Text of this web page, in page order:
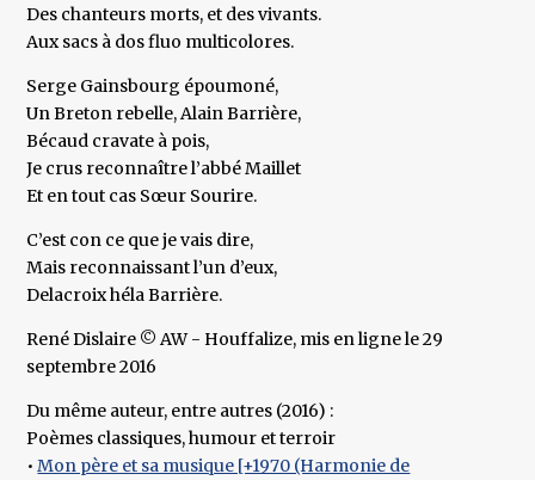
Des chanteurs morts, et des vivants.
Aux sacs à dos fluo multicolores.
Serge Gainsbourg époumoné,
Un Breton rebelle, Alain Barrière,
Bécaud cravate à pois,
Je crus reconnaître l’abbé Maillet
Et en tout cas Sœur Sourire.
C’est con ce que je vais dire,
Mais reconnaissant l’un d’eux,
Delacroix héla Barrière.
René Dislaire © AW - Houffalize, mis en ligne le 29
septembre 2016
Du même auteur, entre autres (2016) :
Poèmes classiques, humour et terroir
•Mon père et sa musique [+1970 (Harmonie de